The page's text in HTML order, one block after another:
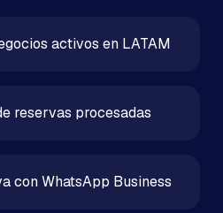
activos en LATAM
reservas procesadas
con WhatsApp Business